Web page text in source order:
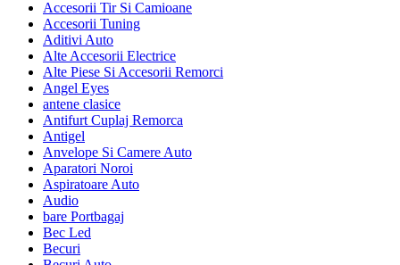
Accesorii Tir Si Camioane
Accesorii Tuning
Aditivi Auto
Alte Accesorii Electrice
Alte Piese Si Accesorii Remorci
Angel Eyes
antene clasice
Antifurt Cuplaj Remorca
Antigel
Anvelope Si Camere Auto
Aparatori Noroi
Aspiratoare Auto
Audio
bare Portbagaj
Bec Led
Becuri